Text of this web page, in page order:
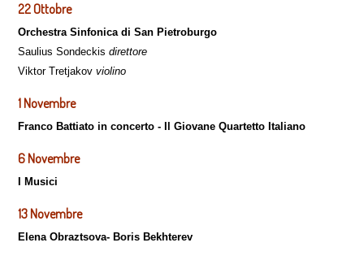
22 Ottobre
Orchestra Sinfonica di San Pietroburgo
Saulius Sondeckisdirettore
Viktor Tretjakovviolino
1 Novembre
Franco Battiato in concerto - Il Giovane Quartetto Italiano
6 Novembre
I Musici
13 Novembre
Elena Obraztsova- Boris Bekhterev